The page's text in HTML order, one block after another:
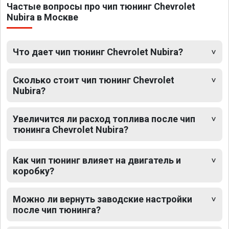
Частые вопросы про чип тюнинг Chevrolet
Nubira в Москве
Что дает чип тюнинг Chevrolet Nubira?
Сколько стоит чип тюнинг Chevrolet
Nubira?
Увеличится ли расход топлива после чип
тюнинга Chevrolet Nubira?
Как чип тюнинг влияет на двигатель и
коробку?
Можно ли вернуть заводские настройки
после чип тюнинга?